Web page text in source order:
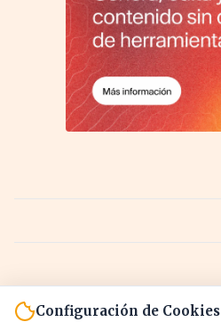
Configuración de Cookies